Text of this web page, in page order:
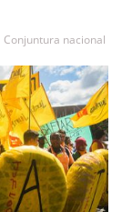
nacional